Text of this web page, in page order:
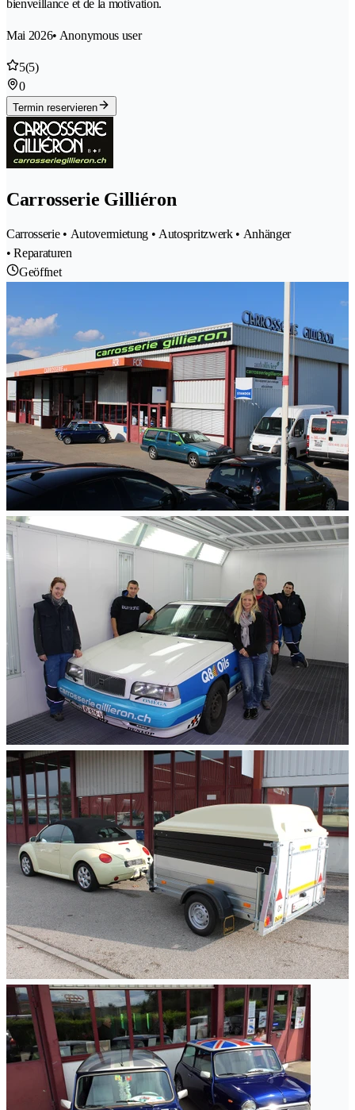
bienveillance et de la motivation.
Mai 2026• Anonymous user
5(5)
0
Termin reservieren
Carrosserie Gilliéron
Carrosserie • Autovermietung • Autospritzwerk • Anhänger
• Reparaturen
Geöffnet